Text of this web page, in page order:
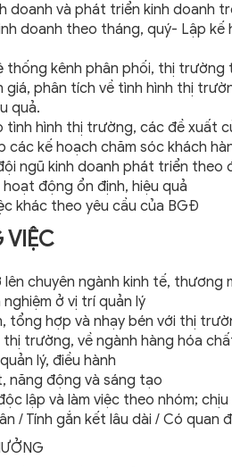
doanh và phát triển kinh doanh
doanh theo tháng, quý- Lập
thống kênh phân phối, thị trường
giá, phân tích về tình hình thị
quả.
hình thị trường, các đề xuất
các kế hoạch chăm sóc khách
ngũ kinh doanh phát triển theo
động ổn định, hiệu quả
khác theo yêu cầu của BGĐ
VIỆC
chuyên ngành kinh tế, thương
ở vị trí quản lý
tổng hợp và nhạy bén với thị
thị trường, về ngành hàng hóa
lý, điều hành
năng động và sáng tạo
lập và làm việc theo nhóm;
/ Tính gắn kết lâu dài / Có quan